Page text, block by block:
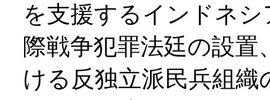
を支援するインドネ
際戦争犯罪法廷の設
ける反独立派民兵組